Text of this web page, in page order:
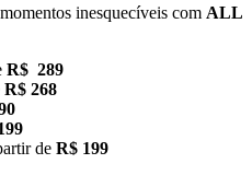
inesquecíveis com ALL
R$ 289
R$ 268
de R$ 199